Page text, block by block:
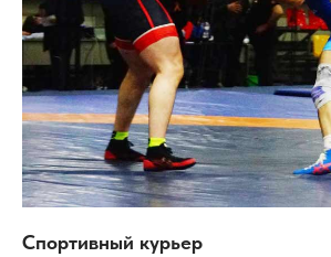
Спортивный курьер